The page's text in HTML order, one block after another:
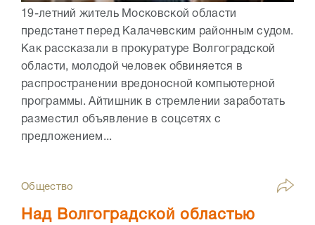
19-летний житель Московской области
предстанет перед Калачевским районным судом.
Как рассказали в прокуратуре Волгоградской
области, молодой человек обвиняется в
распространении вредоносной компьютерной
программы. Айтишник в стремлении заработать
разместил объявление в соцсетях с
предложением...
Общество
Над Волгоградской областью